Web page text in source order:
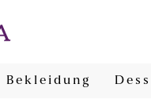
Bekleidung